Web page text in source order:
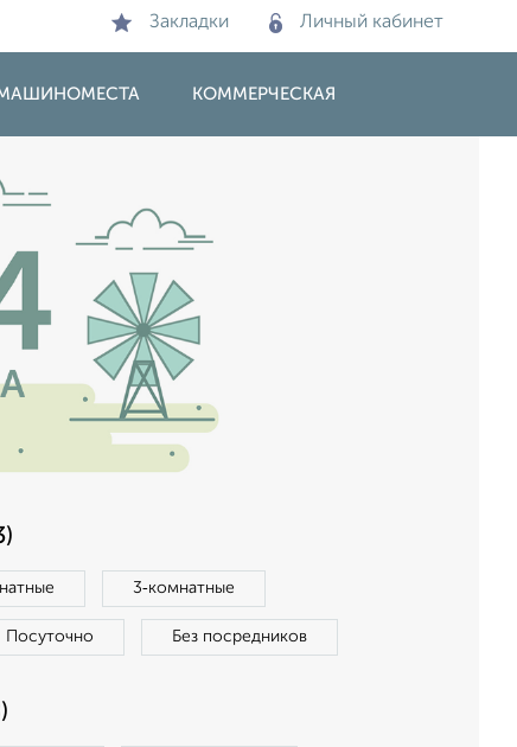
Закладки Личный кабинет
МАШИНОМЕСТА КОММЕРЧЕСКАЯ
3‑комнатные
Посуточно Без посредников